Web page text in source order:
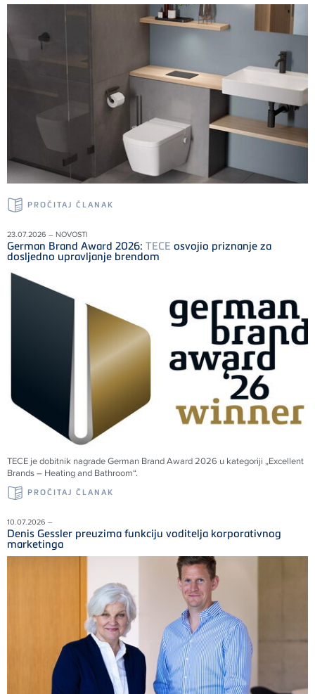
PROČITAJ ČLANAK
23.07.2026 – NOVOSTI
German Brand Award 2026: TECE osvojio priznanje za
dosljedno upravljanje brendom
TECE je dobitnik nagrade German Brand Award 2026 u kategoriji „Excellent
Brands – Heating and Bathroom“.
PROČITAJ ČLANAK
10.07.2026 –
Denis Gessler preuzima funkciju voditelja korporativnog
marketinga